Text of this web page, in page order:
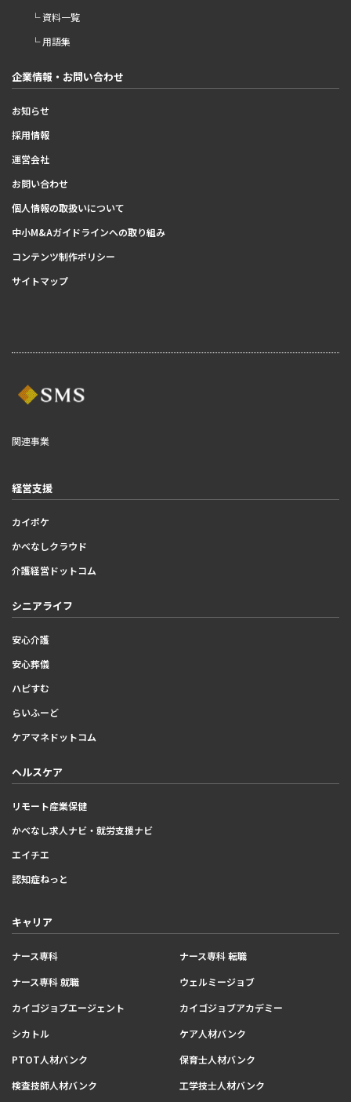
└ 資料一覧
└ 用語集
企業情報・お問い合わせ
お知らせ
採用情報
運営会社
お問い合わせ
個人情報の取扱いについて
中小M&Aガイドラインへの取り組み
コンテンツ制作ポリシー
サイトマップ
関連事業
経営支援
カイポケ
かべなしクラウド
介護経営ドットコム
シニアライフ
安心介護
安心葬儀
ハピすむ
らいふーど
ケアマネドットコム
ヘルスケア
リモート産業保健
かべなし求人ナビ・就労支援ナビ
エイチエ
認知症ねっと
キャリア
ナース専科
ナース専科 転職
ナース専科 就職
ウェルミージョブ
カイゴジョブエージェント
カイゴジョブアカデミー
シカトル
ケア人材バンク
PTOT人材バンク
保育士人材バンク
検査技師人材バンク
工学技士人材バンク